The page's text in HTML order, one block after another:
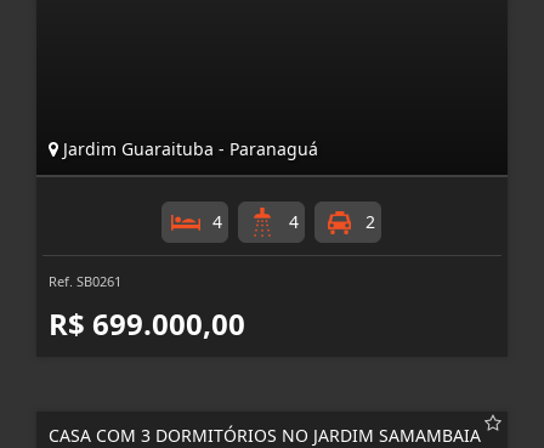
Jardim Guaraituba - Paranaguá
4 4 2
Ref. SB0261
R$ 699.000,00
CASA COM 3 DORMITÓRIOS NO JARDIM SAMAMBAIA